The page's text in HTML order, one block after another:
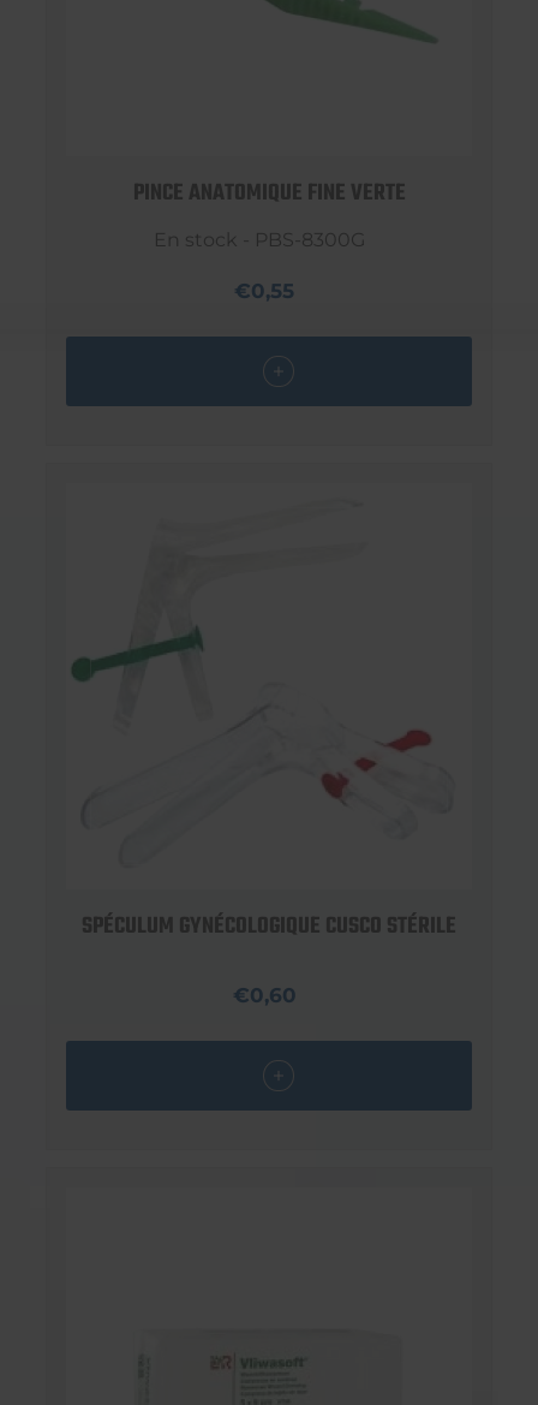
PINCE ANATOMIQUE FINE VERTE
En stock - PBS-8300G
€0,55
SPÉCULUM GYNÉCOLOGIQUE CUSCO STÉRILE
€0,60